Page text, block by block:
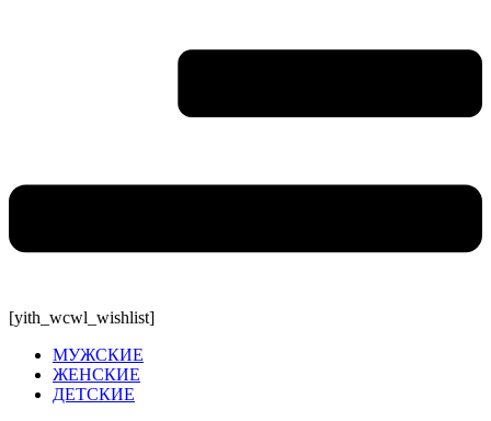
[yith_wcwl_wishlist]
МУЖСКИЕ
ЖЕНСКИЕ
ДЕТСКИЕ